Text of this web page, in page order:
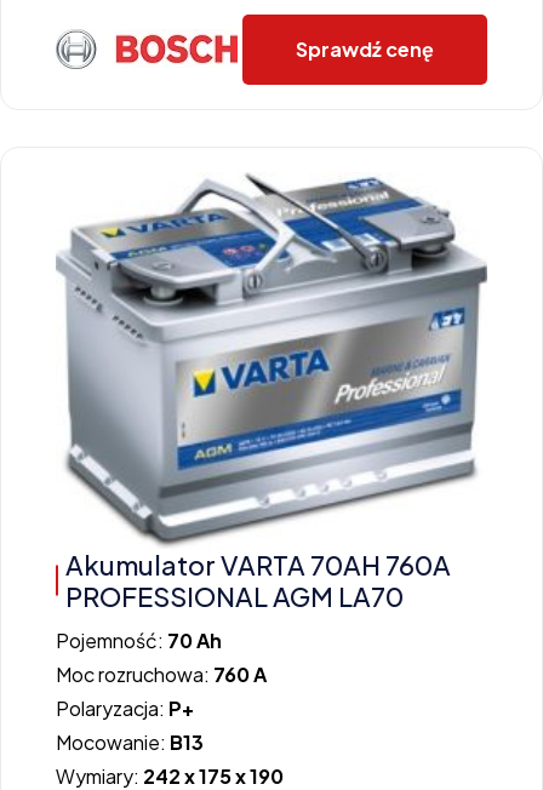
Sprawdź cenę
Akumulator VARTA 70AH 760A
PROFESSIONAL AGM LA70
Pojemność: 70 Ah
Moc rozruchowa: 760 A
Polaryzacja: P+
Mocowanie: B13
Wymiary: 242 x 175 x 190